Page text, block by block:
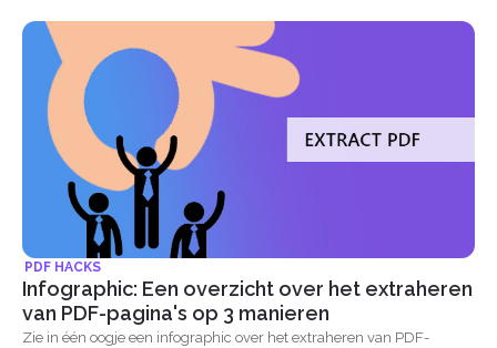
PDF HACKS
Infographic: Een overzicht over het extraheren
van PDF-pagina's op 3 manieren
Zie in één oogje een infographic over het extraheren van PDF-